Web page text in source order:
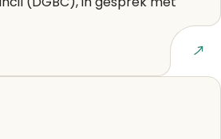
Lees artikel